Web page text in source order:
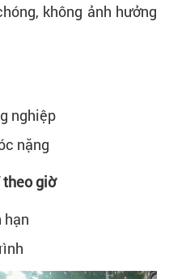
không ảnh hưởng
nghiệp
nặng
giờ
hạn